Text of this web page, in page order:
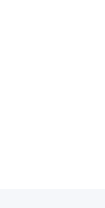
Vai